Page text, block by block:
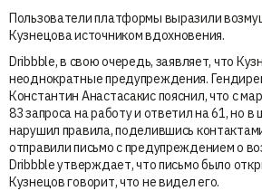
Пользователи платформы выразили
Кузнецова источником вдохновения.
Dribbble, в свою очередь, заявляет, что
неоднократные предупреждения.
Константин Анастасакис пояснил, что с
83 запроса на работу и ответил на 61, но
нарушил правила, поделившись
отправили письмо с предупреждением о
Dribbble утверждает, что письмо было
Кузнецов говорит, что не видел его.